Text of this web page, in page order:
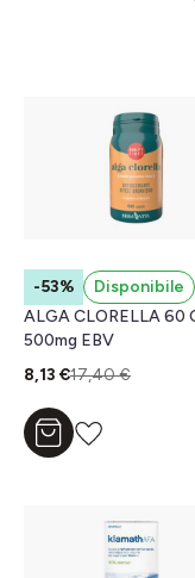
-53%
Disponibile
ALGA CLORELLA 60
500mg EBV
8,13 €17,40 €
Aggiungi al carrello